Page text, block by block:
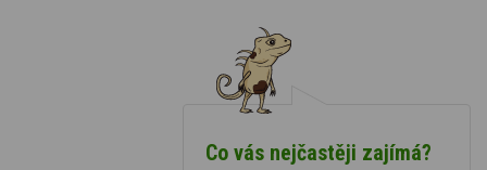
Co vás nejčastěji zajímá?